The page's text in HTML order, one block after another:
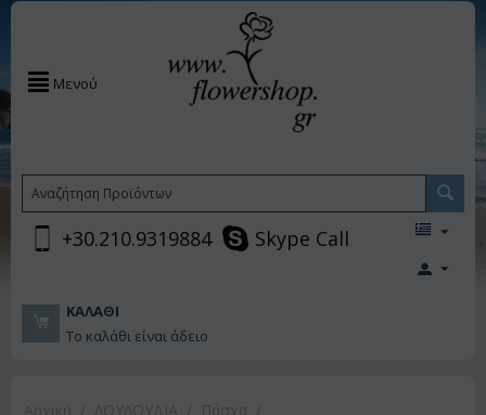
Μενού
+30.210.9319884 Skype Call
ΚΑΛΆΘΙ
Το καλάθι είναι άδειο